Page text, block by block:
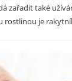
zařadit také
rostlinou je